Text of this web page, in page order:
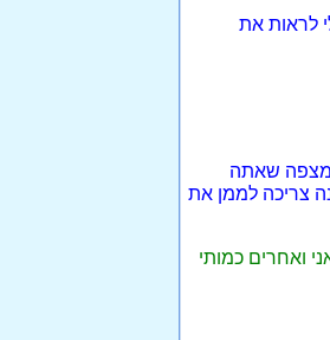
לראות את
מצפה שאתה
צריכה לממן את
ואחרים כמותי